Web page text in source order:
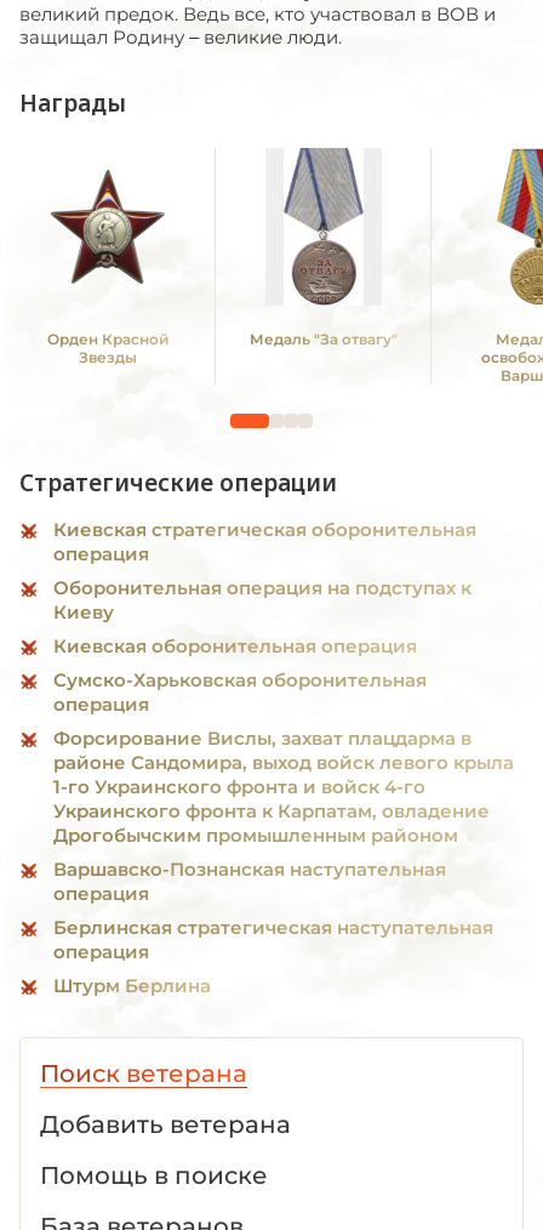
великий предок. Ведь все, кто участвовал в ВОВ и
защищал Родину – великие люди.
Награды
Орден Красной
Звезды
Медаль "За отвагу"
Стратегические операции
Киевская стратегическая оборонительная
операция
Оборонительная операция на подступах к
Киеву
Киевская оборонительная операция
Сумско-Харьковская оборонительная
операция
Форсирование Вислы, захват плацдарма в
районе Сандомира, выход войск левого крыла
1-го Украинского фронта и войск 4-го
Украинского фронта к Карпатам, овладение
Дрогобычским промышленным районом
Варшавско-Познанская наступательная
операция
Берлинская стратегическая наступательная
операция
Штурм Берлина
Поиск ветерана
Добавить ветерана
Помощь в поиске